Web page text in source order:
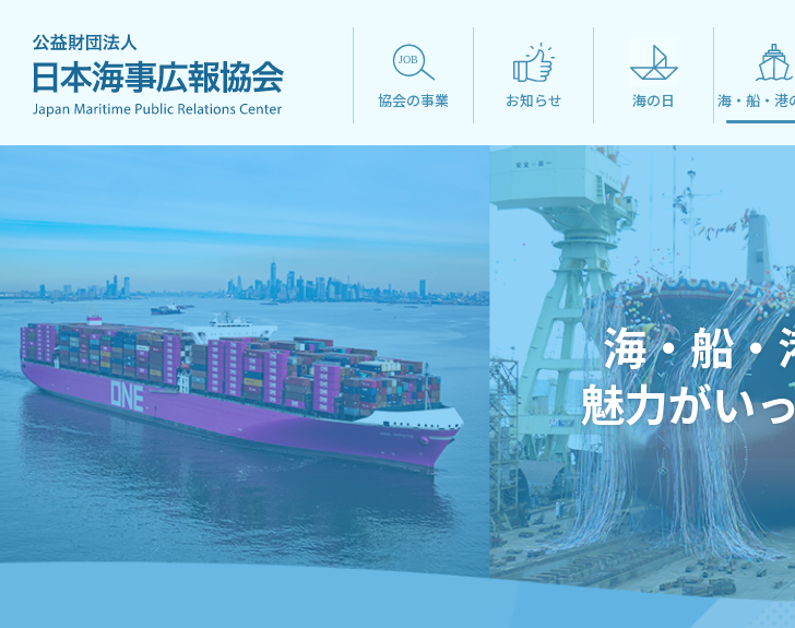
協会の事業 お知らせ 海の日 海・船・港
海・船・
魅力がい